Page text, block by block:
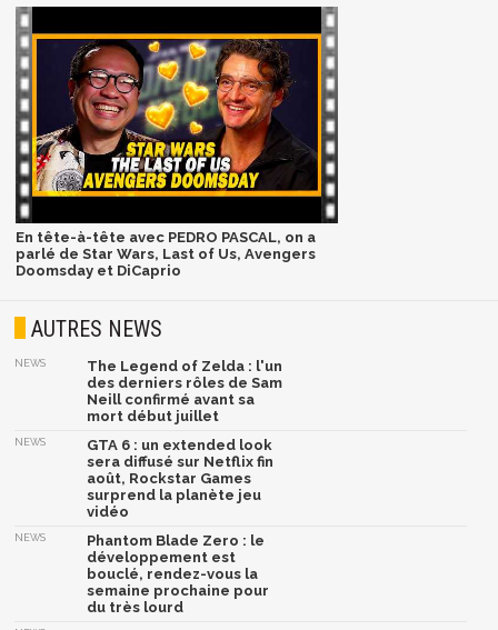
En tête-à-tête avec PEDRO PASCAL, on a
parlé de Star Wars, Last of Us, Avengers
Doomsday et DiCaprio
AUTRES NEWS
NEWS
The Legend of Zelda : l'un
des derniers rôles de Sam
Neill confirmé avant sa
mort début juillet
NEWS
GTA 6 : un extended look
sera diffusé sur Netflix fin
août, Rockstar Games
surprend la planète jeu
vidéo
NEWS
Phantom Blade Zero : le
développement est
bouclé, rendez-vous la
semaine prochaine pour
du très lourd